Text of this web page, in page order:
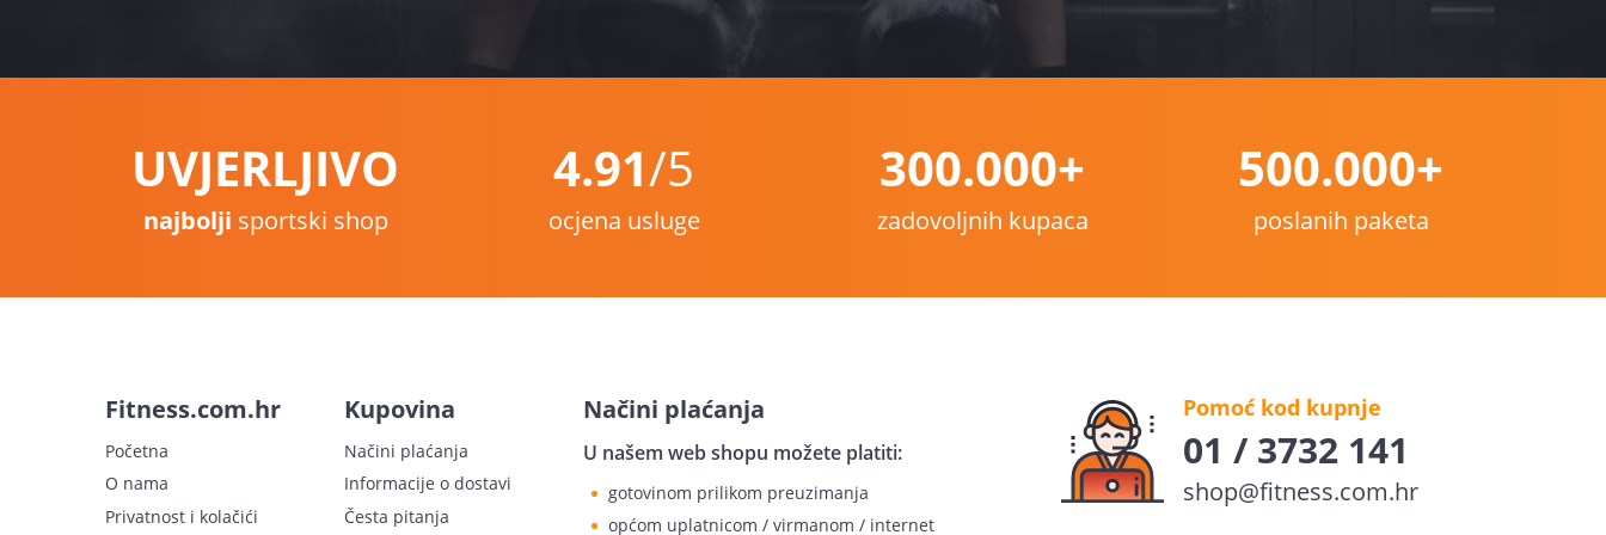
UVJERLJIVO
najbolji sportski shop
4.91/5
ocjena usluge
300.000+
zadovoljnih kupaca
500.000+
poslanih paketa
Fitness.com.hr
Početna
O nama
Privatnost i kolačići
Kupovina
Načini plaćanja
Informacije o dostavi
Česta pitanja
Načini plaćanja
U našem web shopu možete platiti:
gotovinom prilikom preuzimanja
općom uplatnicom / virmanom / internet
Pomoć kod kupnje
01 / 3732 141
shop@fitness.com.hr